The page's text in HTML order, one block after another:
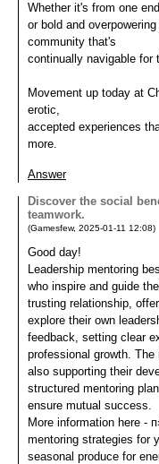
Whether it's from one
or bold and
community that's
continually navigable for
Movement up today at
erotic,
accepted experiences
more.
Answer
Discover the social
teamwork.
(Gamesfew, 2025-01-11 12:08)
Good day!
Leadership mentoring
who inspire and guide
trusting relationship,
explore their own
feedback, setting clear
professional growth. The
also supporting their
structured mentoring
ensure mutual success.
More information here -
mentoring strategies for
seasonal produce for